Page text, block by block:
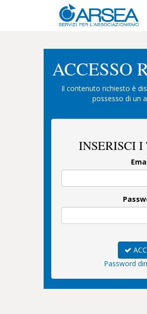
ACCESSO
Il contenuto richiesto è
possesso di un
INSERISCI
Password